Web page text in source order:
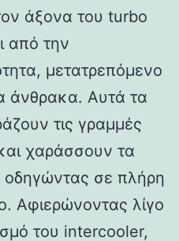
άξονα του turbo
από την
μετατρεπόμενο
άνθρακα. Αυτά τα
τις γραμμές
χαράσσουν τα
σε πλήρη
Αφιερώνοντας λίγο
του intercooler,